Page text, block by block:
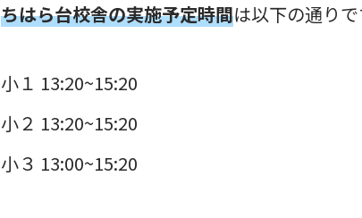
ちはら台校舎の実施予定時間は以下の通りで
小１ 13:20~15:20
小２ 13:20~15:20
小３ 13:00~15:20